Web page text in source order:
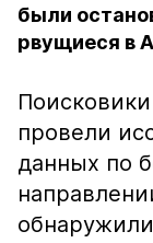
были
рвущиеся в
провели
данных по